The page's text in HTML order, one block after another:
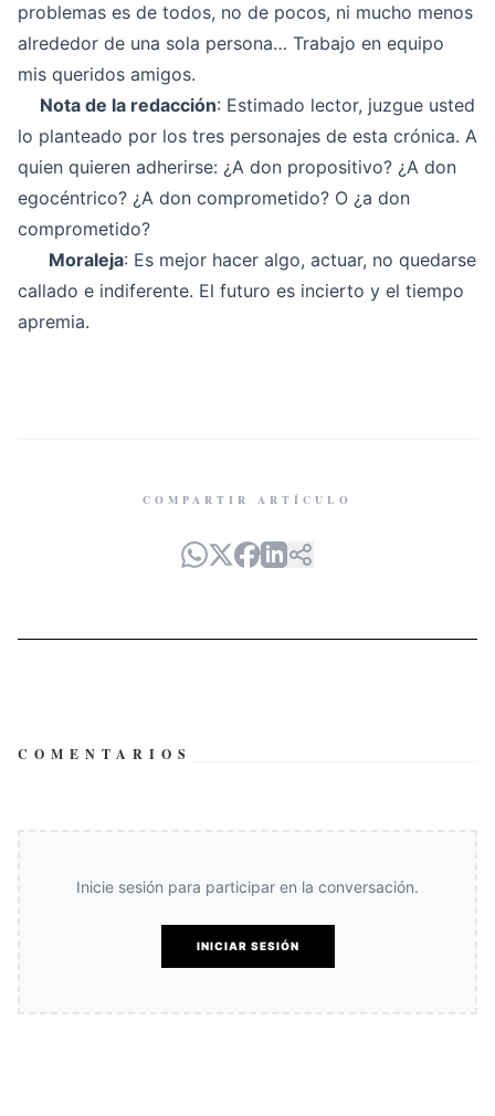
problemas es de todos, no de pocos, ni mucho menos
alrededor de una sola persona… Trabajo en equipo
mis queridos amigos.
Nota de la redacción: Estimado lector, juzgue usted
lo planteado por los tres personajes de esta crónica. A
quien quieren adherirse: ¿A don propositivo? ¿A don
egocéntrico? ¿A don comprometido? O ¿a don
comprometido?
Moraleja: Es mejor hacer algo, actuar, no quedarse
callado e indiferente. El futuro es incierto y el tiempo
apremia.
COMPARTIR ARTÍCULO
COMENTARIOS
Inicie sesión para participar en la conversación.
INICIAR SESIÓN